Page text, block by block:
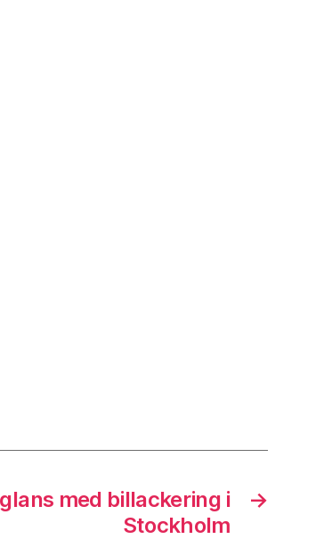
→
med billackering i
Stockholm